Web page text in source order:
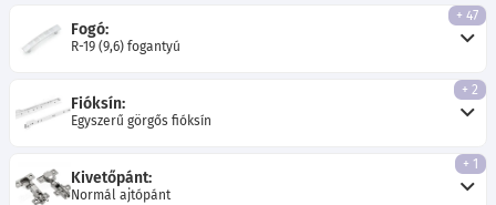
Fogó:
R-19 (9,6) fogantyú
+ 47
Fióksín:
Egyszerű görgős fióksín
+ 2
Kivetőpánt:
Normál ajtópánt
+ 1